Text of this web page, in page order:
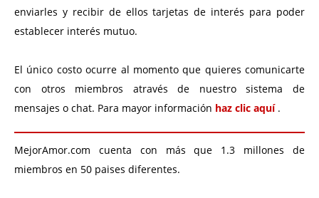
enviarles y recibir de ellos tarjetas de interés para poder
establecer interés mutuo.
El único costo ocurre al momento que quieres comunicarte
con otros miembros através de nuestro sistema de
mensajes o chat. Para mayor información haz clic aquí .
MejorAmor.com cuenta con más que 1.3 millones de
miembros en 50 paises diferentes.